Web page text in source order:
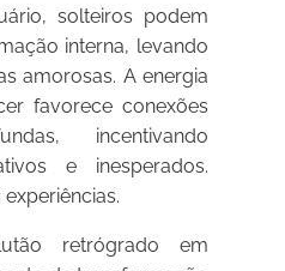
solteiros podem
interna, levando
amorosas. A energia
favorece conexões
incentivando
e inesperados.
retrógrado em